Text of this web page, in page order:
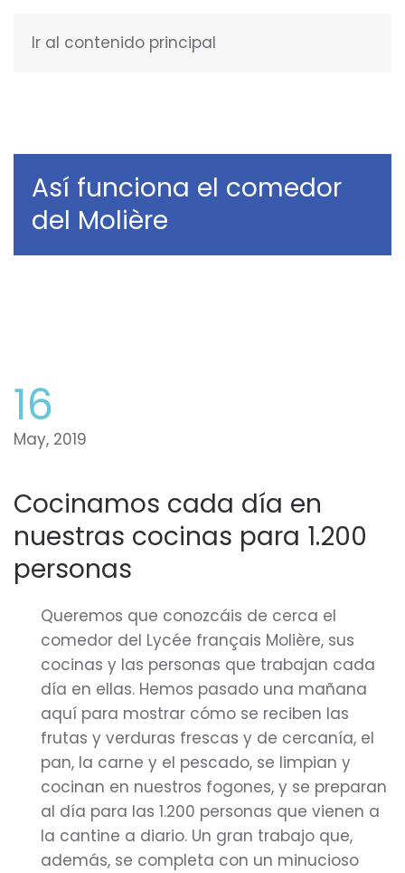
Ir al contenido principal
Así funciona el comedor
del Molière
16
May, 2019
Cocinamos cada día en
nuestras cocinas para 1.200
personas
Queremos que conozcáis de cerca el
comedor del Lycée français Molière, sus
cocinas y las personas que trabajan cada
día en ellas. Hemos pasado una mañana
aquí para mostrar cómo se reciben las
frutas y verduras frescas y de cercanía, el
pan, la carne y el pescado, se limpian y
cocinan en nuestros fogones, y se preparan
al día para las 1.200 personas que vienen a
la cantine a diario. Un gran trabajo que,
además, se completa con un minucioso